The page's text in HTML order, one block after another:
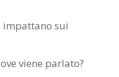
impattano sui
viene parlato?